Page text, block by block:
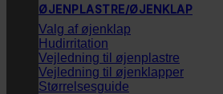
ØJENPLASTRE/ØJENKLAP
Valg af øjenklap
Hudirritation
Vejledning til øjenplastre
Vejledning til øjenklapper
Størrelsesguide